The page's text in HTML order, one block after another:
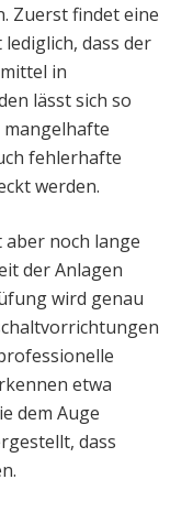
Zuerst findet eine
dass der
in
lässt sich so
fehlerhafte
werden.
noch lange
der Anlagen
wird genau
etwa
dem Auge
dass